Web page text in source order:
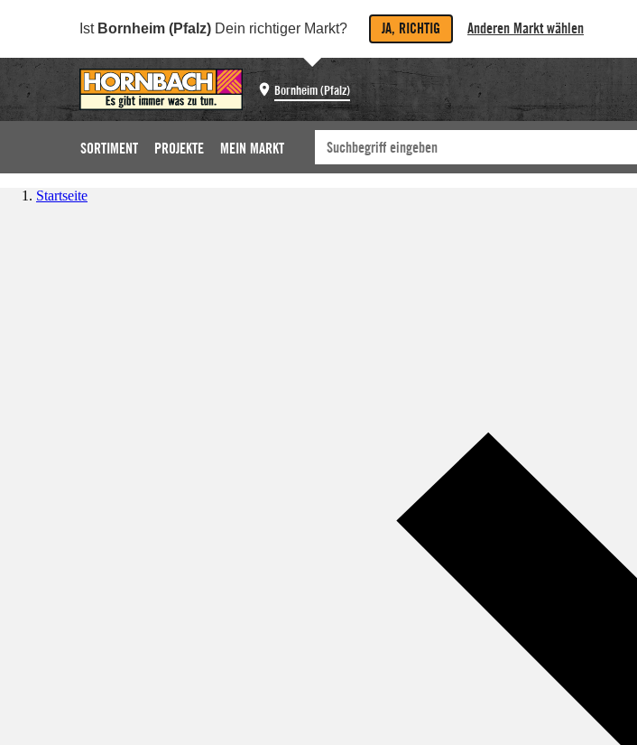
Ist Bornheim (Pfalz) Dein richtiger Markt? JA, RICHTIG Anderen Markt wählen
Bornheim (Pfalz)
SORTIMENT PROJEKTE MEIN MARKT
Startseite